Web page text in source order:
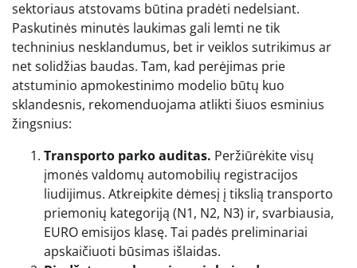
sektoriaus atstovams būtina pradėti nedelsiant.
Paskutinės minutės laukimas gali lemti ne tik
techninius nesklandumus, bet ir veiklos sutrikimus ar
net solidžias baudas. Tam, kad perėjimas prie
atstuminio apmokestinimo modelio būtų kuo
sklandesnis, rekomenduojama atlikti šiuos esminius
žingsnius:
Transporto parko auditas. Peržiūrėkite visų
įmonės valdomų automobilių registracijos
liudijimus. Atkreipkite dėmesį į tikslią transporto
priemonių kategoriją (N1, N2, N3) ir, svarbiausia,
EURO emisijos klasę. Tai padės preliminariai
apskaičiuoti būsimas išlaidas.